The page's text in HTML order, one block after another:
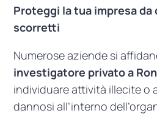
Proteggi la tua impresa
scorretti
Numerose aziende si
investigatore privato a
individuare attività illecite o
dannosi all’interno